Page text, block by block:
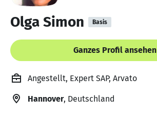
Olga Simon Basis
Ganzes Profil ansehen
Angestellt, Expert SAP, Arvato
Hannover, Deutschland